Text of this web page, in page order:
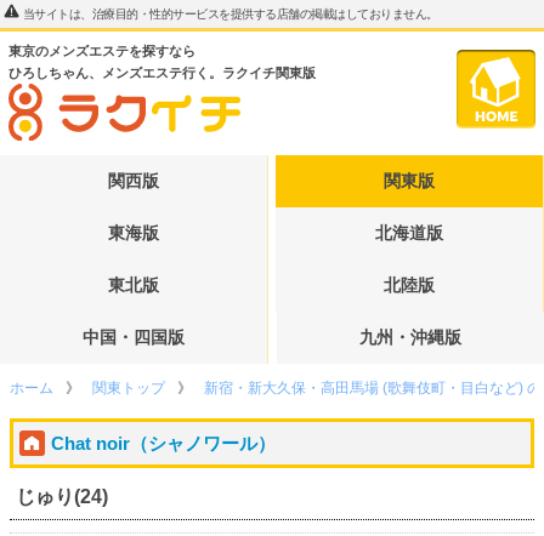
当サイトは、治療目的・性的サービスを提供する店舗の掲載はしておりません。
東京のメンズエステを探すなら
ひろしちゃん、メンズエステ行く。ラクイチ関東版
関西版 関東版
東海版 北海道版
東北版 北陸版
中国・四国版 九州・沖縄版
ホーム 関東トップ 新宿・新大久保・高田馬場 (歌舞伎町・目白など)
Chat noir（シャノワール）
じゅり(24)